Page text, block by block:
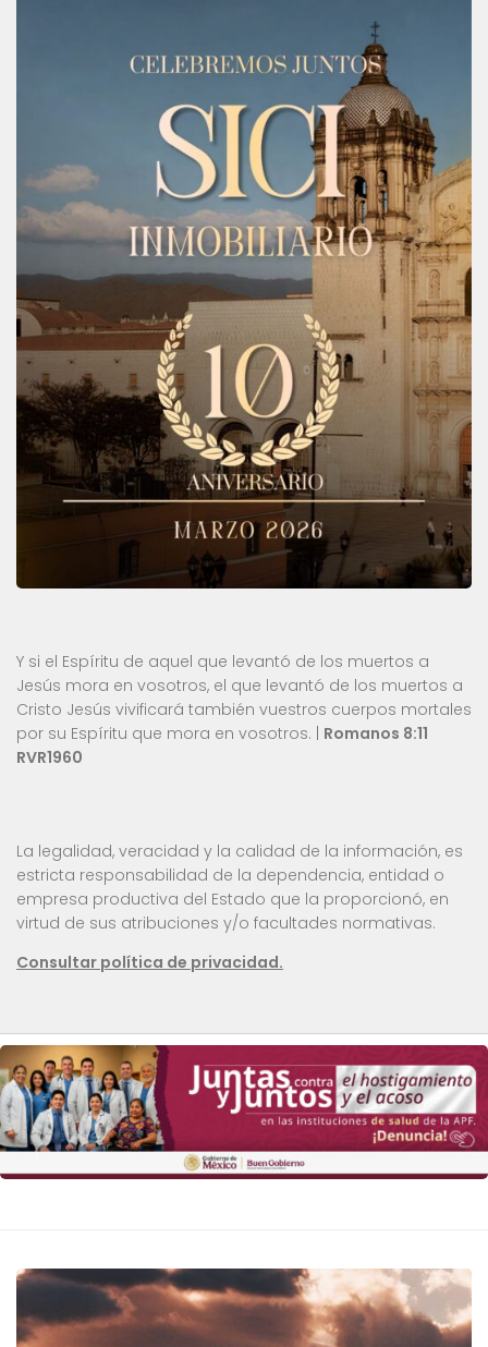
Y si el Espíritu de aquel que levantó de los muertos a
Jesús mora en vosotros, el que levantó de los muertos a
Cristo Jesús vivificará también vuestros cuerpos mortales
por su Espíritu que mora en vosotros. | Romanos 8:11
RVR1960
La legalidad, veracidad y la calidad de la información, es
estricta responsabilidad de la dependencia, entidad o
empresa productiva del Estado que la proporcionó, en
virtud de sus atribuciones y/o facultades normativas.
Consultar política de privacidad.